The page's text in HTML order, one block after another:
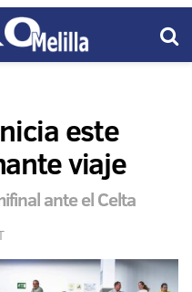
este
viaje
ante el Celta